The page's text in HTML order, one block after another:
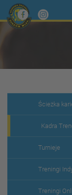
Ścieżka
Kadra
Turnieje
Treningi
Treningi